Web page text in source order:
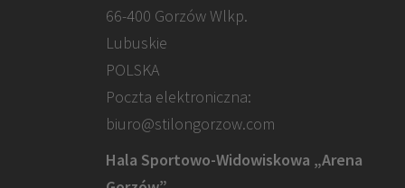
66-400 Gorzów Wlkp.
Lubuskie
POLSKA
Poczta elektroniczna:
biuro@stilongorzow.com
Hala Sportowo-Widowiskowa „Arena